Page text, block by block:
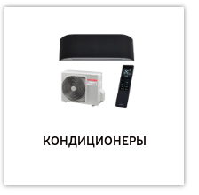
КОНДИЦИОНЕРЫ